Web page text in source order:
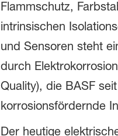
Flammschutz,
intrinsischen
und Sensoren steht
durch
Quality), die BASF
korrosionsfördernde
Der heutige